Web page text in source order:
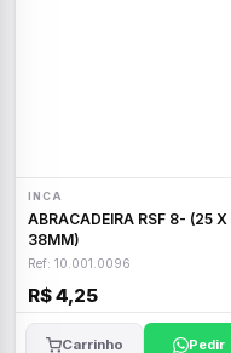
INCA
ABRACADEIRA RSF 8- (25 X
38MM)
Ref: 10.001.0096
R$ 4,25
Carrinho Pedir